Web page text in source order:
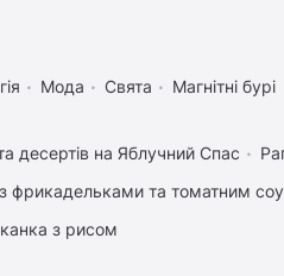
Мода Свята Магнітні бурі
десертів на Яблучний Спас
з фрикадельками та томатним
з рисом